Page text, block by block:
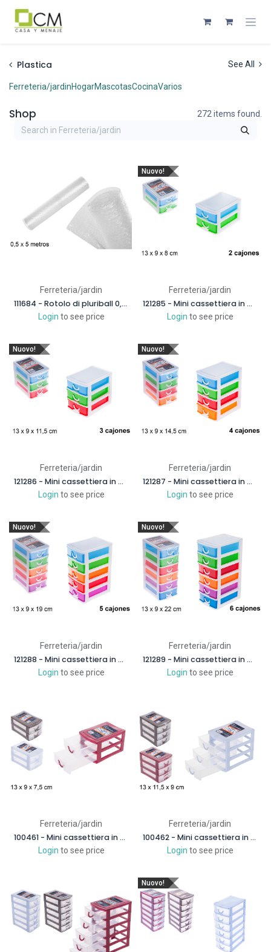
Plastica See All
Ferreteria/jardinHogarMascotasCocinaVarios
Shop 272 items found.
Ferreteria/jardin
111684 - Rotolo di pluriball 0,5x5 m.
Login to see price
Nuovo!
Ferreteria/jardin
121285 - Mini cassettiera in plastica colorata 2 cassetti
Login to see price
Nuovo!
Ferreteria/jardin
121286 - Mini cassettiera in plastica colorata 3 cassetti
Login to see price
Nuovo!
Ferreteria/jardin
121287 - Mini cassettiera in plastica colorata 4 cassetti
Login to see price
Nuovo!
Ferreteria/jardin
121288 - Mini cassettiera in plastica colorata 5 cassetti
Login to see price
Nuovo!
Ferreteria/jardin
121289 - Mini cassettiera in plastica colorata 6 cassetti
Login to see price
Ferreteria/jardin
100461 - Mini cassettiera in plastica 2 cassetti
Login to see price
Ferreteria/jardin
100462 - Mini cassettiera in plastica 3 cassetti
Login to see price
Nuovo!